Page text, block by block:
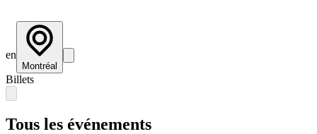
en
Montréal
Billets
Tous les événements